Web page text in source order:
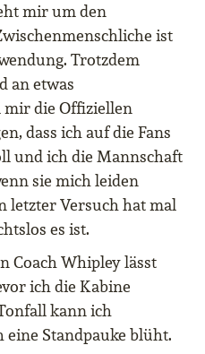
mir um den
ist
Trotzdem
an etwas
mir die Offiziellen
dass ich auf die Fans
und ich die Mannschaft
sie mich leiden
letzter Versuch hat mal
es ist.
Coach Whipley lässt
ich die Kabine
kann ich
eine Standpauke blüht.